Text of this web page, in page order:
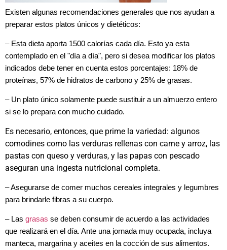
Existen algunas recomendaciones generales que nos ayudan a
preparar estos platos únicos y dietéticos:
– Esta dieta aporta 1500 calorías cada día. Esto ya esta
contemplado en el "día a día", pero si desea modificar los platos
indicados debe tener en cuenta estos porcentajes: 18% de
proteínas, 57% de hidratos de carbono y 25% de grasas.
– Un plato único solamente puede sustituir a un almuerzo entero
si se lo prepara con mucho cuidado.
Es necesario, entonces, que prime la variedad: algunos
comodines como las verduras rellenas con carne y arroz, las
pastas con queso y verduras, y las papas con pescado
aseguran una ingesta nutricional completa.
– Asegurarse de comer muchos cereales integrales y legumbres
para brindarle fibras a su cuerpo.
– Las grasas se deben consumir de acuerdo a las actividades
que realizará en el día. Ante una jornada muy ocupada, incluya
manteca, margarina y aceites en la cocción de sus alimentos.